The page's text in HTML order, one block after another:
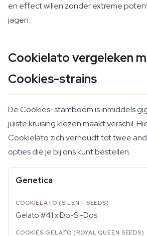
en effect willen zonder extreme
jagen.
Cookielato vergeleken
Cookies-strains
De Cookies-stamboom is inmiddels
juiste kruising kiezen maakt verschil.
Cookielato zich verhoudt tot twee
opties die je bij ons kunt bestellen.
Genetica
Gelato #41 x Do-Si-Dos